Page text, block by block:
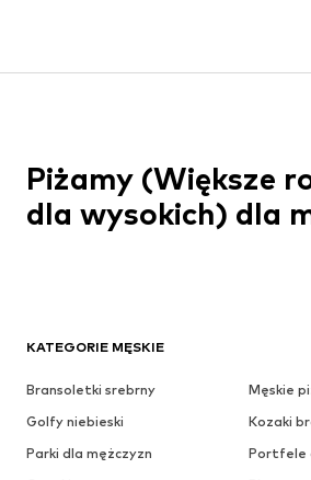
KATEGORIE MĘSKIE
Bransoletki srebrny
Męskie
Golfy niebieski
Kozaki
Parki dla mężczyzn
Portfele
Piżamy (Większe
dla wysokich) dla